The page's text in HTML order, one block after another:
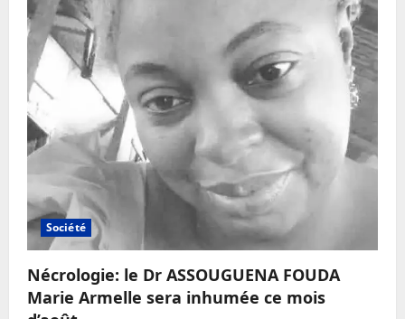
Société
Nécrologie: le Dr ASSOUGUENA FOUDA
Marie Armelle sera inhumée ce mois